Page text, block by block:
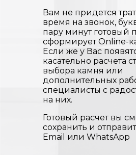
Вам не придется
время на звонок,
пару минут готовый
сформирует Online-
Если же у Вас
касательно расчета
выбора камня или
дополнительных
специалисты с
на них.
Готовый расчет вы
сохранить и
Email или WhatsApp